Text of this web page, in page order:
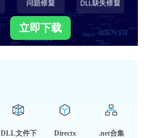
立即下载
DLL文件下
Directx .net合集